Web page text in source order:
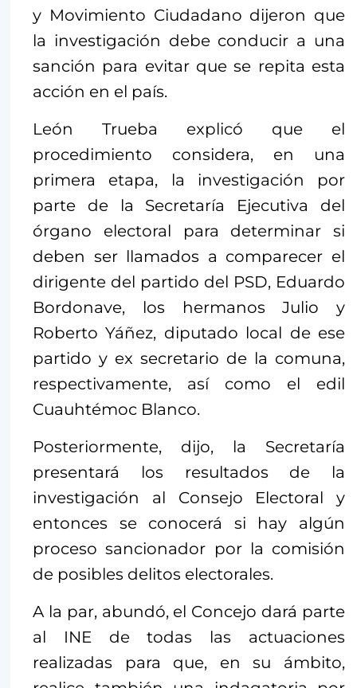
y Movimiento Ciudadano dijeron que
la investigación debe conducir a una
sanción para evitar que se repita esta
acción en el país.
León Trueba explicó que el
procedimiento considera, en una
primera etapa, la investigación por
parte de la Secretaría Ejecutiva del
órgano electoral para determinar si
deben ser llamados a comparecer el
dirigente del partido del PSD, Eduardo
Bordonave, los hermanos Julio y
Roberto Yáñez, diputado local de ese
partido y ex secretario de la comuna,
respectivamente, así como el edil
Cuauhtémoc Blanco.
Posteriormente, dijo, la Secretaría
presentará los resultados de la
investigación al Consejo Electoral y
entonces se conocerá si hay algún
proceso sancionador por la comisión
de posibles delitos electorales.
A la par, abundó, el Concejo dará parte
al INE de todas las actuaciones
realizadas para que, en su ámbito,